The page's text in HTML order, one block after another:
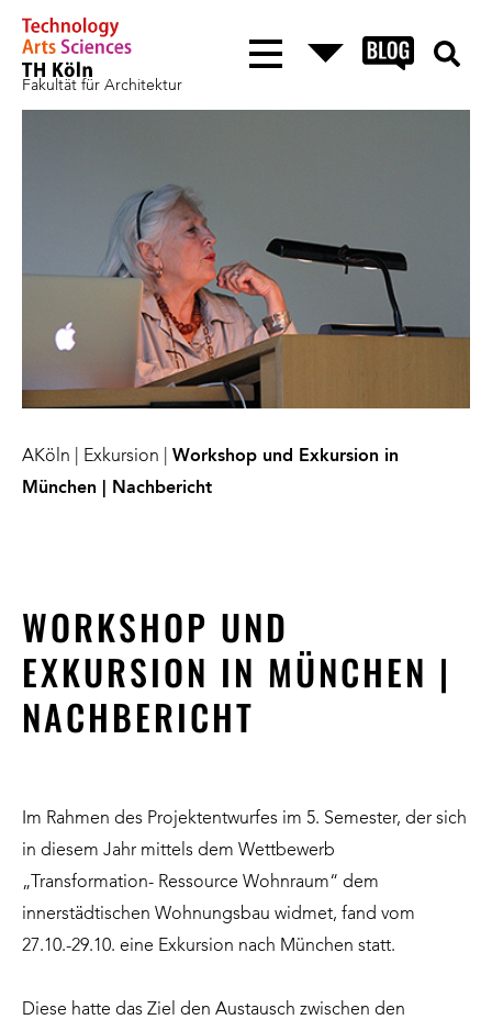
Fakultät für Architektur
AKöln Exkursion
Workshop und Exkursion in
München | Nachbericht
WORKSHOP UND
EXKURSION IN MÜNCHEN |
NACHBERICHT
Im Rahmen des Projektentwurfes im 5. Semester, der sich
in diesem Jahr mittels dem Wettbewerb
„Transformation- Ressource Wohnraum“ dem
innerstädtischen Wohnungsbau widmet, fand vom
27.10.-29.10. eine Exkursion nach München statt.
Diese hatte das Ziel den Austausch zwischen den